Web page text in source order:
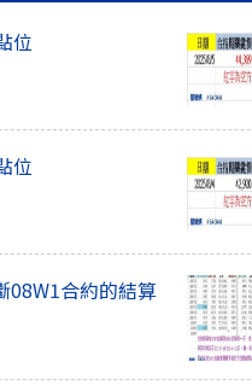
位
位
08W1合約的結算